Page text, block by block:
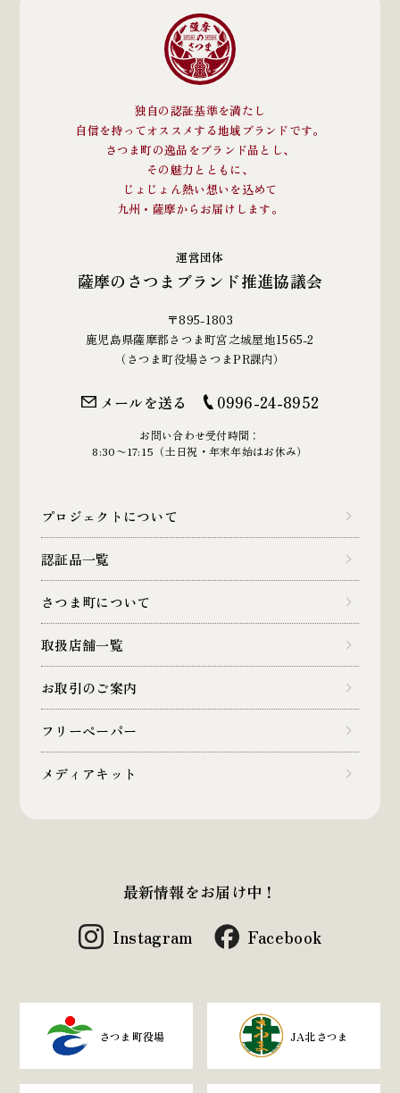
独自の認証基準を満たし
自信を持ってオススメする地域ブランドです。
さつま町の逸品をブランド品とし、
その魅力とともに、
じょじょん熱い想いを込めて
九州・薩摩からお届けします。
運営団体
薩摩のさつまブランド推進協議会
〒895-1803
鹿児島県薩摩郡さつま町宮之城屋地1565-2
（さつま町役場さつまPR課内）
メールを送る 0996-24-8952
お問い合わせ受付時間：
8:30〜17:15（土日祝・年末年始はお休み）
プロジェクトについて
認証品一覧
さつま町について
取扱店舗一覧
お取引のご案内
フリーペーパー
メディアキット
最新情報をお届け中！
Instagram Facebook
さつま町役場 JA北さつま